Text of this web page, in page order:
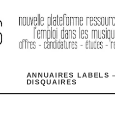
ANNUAIRES LABELS
DISQUAIRES